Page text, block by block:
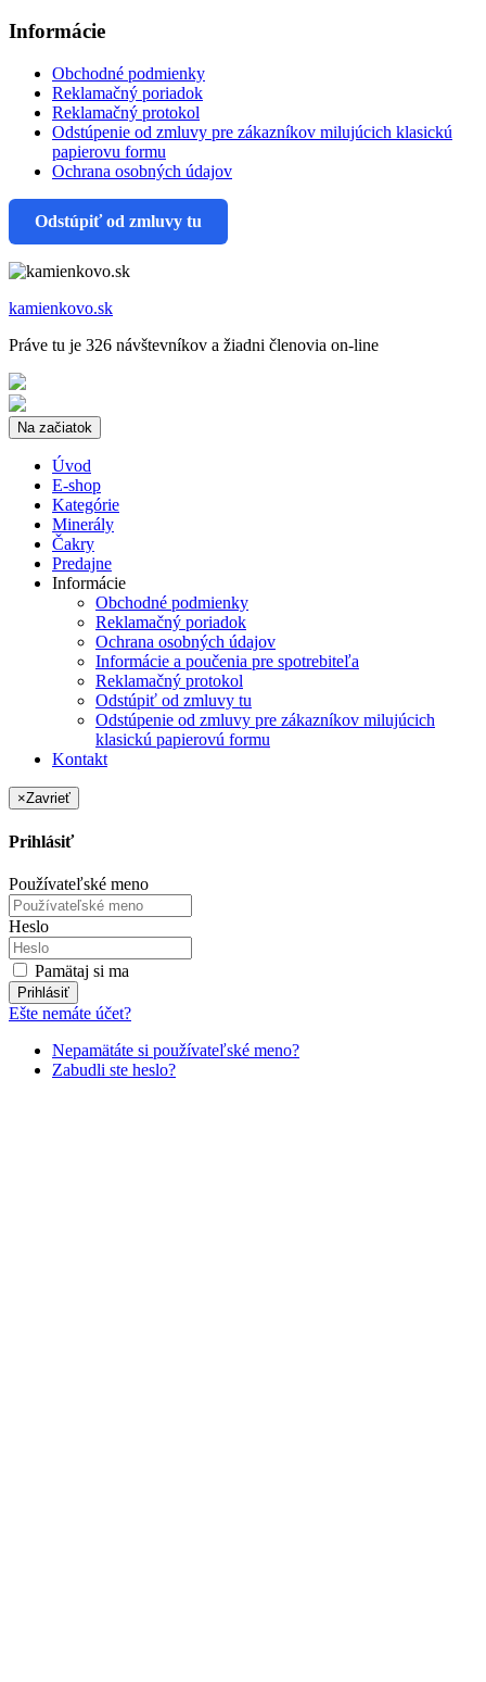
Informácie
Obchodné podmienky
Reklamačný poriadok
Reklamačný protokol
Odstúpenie od zmluvy pre zákazníkov milujúcich klasickú
papierovu formu
Ochrana osobných údajov
Odstúpiť od zmluvy tu
kamienkovo.sk
Práve tu je 326 návštevníkov a žiadni členovia on-line
Na začiatok
Úvod
E-shop
Kategórie
Minerály
Čakry
Predajne
Informácie
Obchodné podmienky
Reklamačný poriadok
Ochrana osobných údajov
Informácie a poučenia pre spotrebiteľa
Reklamačný protokol
Odstúpiť od zmluvy tu
Odstúpenie od zmluvy pre zákazníkov milujúcich
klasickú papierovú formu
Kontakt
×Zavrieť
Prihlásiť
Používateľské meno
Heslo
Pamätaj si ma
Prihlásiť
Ešte nemáte účet?
Nepamätáte si používateľské meno?
Zabudli ste heslo?